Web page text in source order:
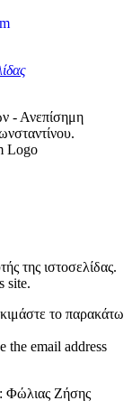
- Ανεπίσημη
της ιστοσελίδας.
site.
το παρακάτω
the email address
Φώλιας Ζήσης